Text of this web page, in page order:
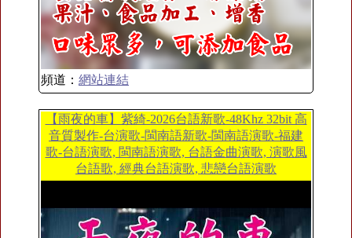
頻道： 網站連結
【雨夜的車】紫綺-2026台語新歌-48Khz 32bit 高
音質製作-台演歌-閩南語新歌-閩南語演歌-福建
歌-台語演歌, 閩南語演歌, 台語金曲演歌, 演歌風
台語歌, 經典台語演歌, 悲戀台語演歌